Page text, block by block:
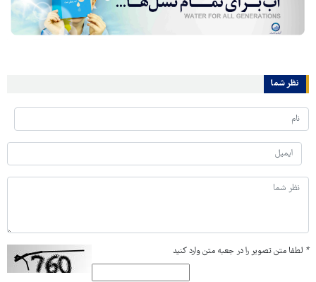
نظر شما
* لطفا متن تصویر را در جعبه متن وارد کنید